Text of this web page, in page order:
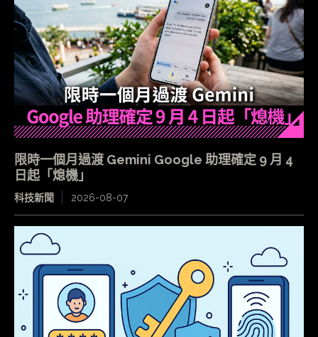
限時一個月過渡 Gemini Google 助理確定 9 月 4
日起「熄機」
科技新聞 2026-08-07